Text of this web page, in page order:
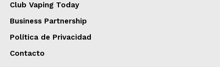
Club Vaping Today
Business Partnership
Política de Privacidad
Contacto